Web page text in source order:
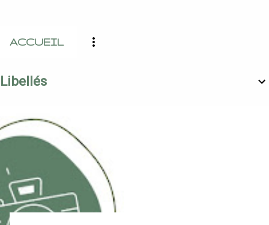
ACCUEIL
Libellés
Articles